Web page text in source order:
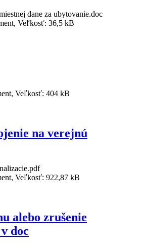
dane za ubytovanie.doc
Veľkosť: 36,5 kB
Veľkosť: 404 kB
na verejnú
Veľkosť: 922,87 kB
alebo zrušenie
doc